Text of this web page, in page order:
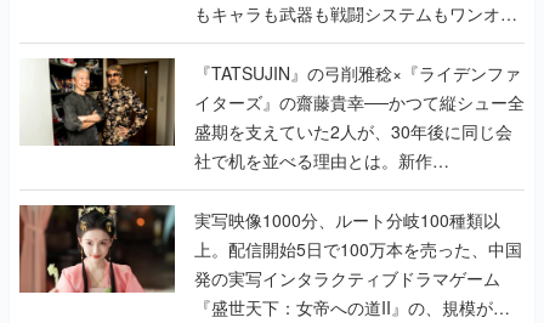
もキャラも武器も戦闘システムもワンオフ
で作り込まれた理由を両ディレクターに聞
く
『TATSUJIN』の弓削雅稔×『ライデンファ
イターズ』の齋藤貴幸──かつて縦シュー全
盛期を支えていた2人が、30年後に同じ会
社で机を並べる理由とは。新作
『TATSUJIN EXTREME』で初タッグを組
んだレジェンド2人に訊く開発秘話
実写映像1000分、ルート分岐100種類以
上。配信開始5日で100万本を売った、中国
発の実写インタラクティブドラマゲーム
『盛世天下：女帝への道II』の、規模が違